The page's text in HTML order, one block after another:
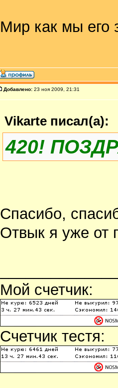
Мир как мы его
Добавлено: 23 ноя 2009, 21:31
Vikarte писал(а):
420!
Спасибо,
Отвык я уже от
Мой счетчик:
Счетчик тестя: